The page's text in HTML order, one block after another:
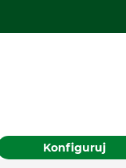
do
Konfiguruj